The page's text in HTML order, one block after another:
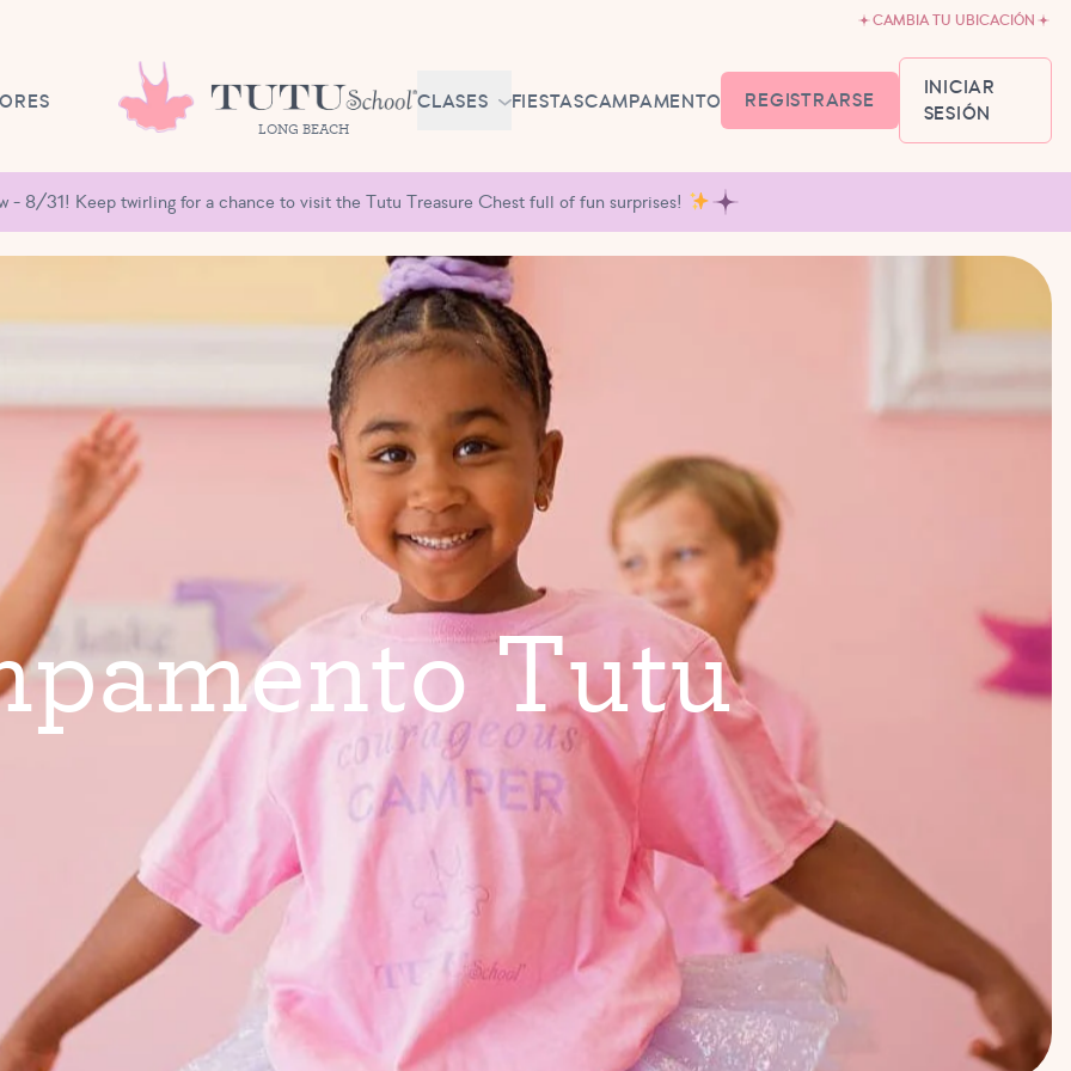
CAMBIA TU UBICACIÓN
LONG BEACH
CLASES
AFILIACIÓN Y HORARIOS
NIÑOS CON TUTÚ18
MESES - 3 AÑOS
EXPLORANDO EL
BALLET3-5
PREP. BALLET
PRIMARIO5-8
AÑOS
FIESTASCAMPAMENTO REGISTRARSE
INICIAR
SESIÓN
- 8/31! Keep twirling for a chance to visit the Tutu Treasure Chest full of fun surprises!
pamentoTutu